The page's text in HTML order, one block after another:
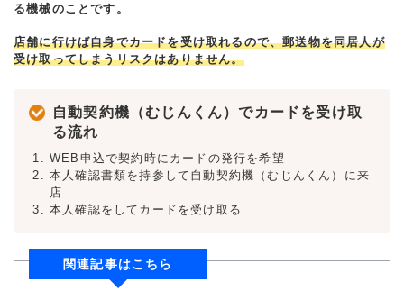
る機械のことです。
店舗に行けば自身でカードを受け取れるので、郵送物を同居人が
受け取ってしまうリスクはありません。
自動契約機（むじんくん）でカードを受け取
る流れ
WEB申込で契約時にカードの発行を希望
本人確認書類を持参して自動契約機（むじんくん）に来
店
本人確認をしてカードを受け取る
関連記事はこちら